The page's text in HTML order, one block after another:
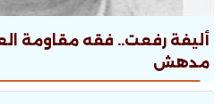
أليفة رفعت.. فقه مقاومة
مدهش